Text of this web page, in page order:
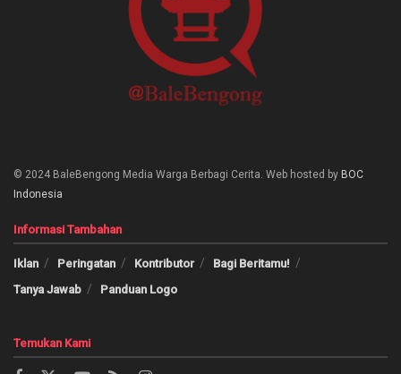
© 2024 BaleBengong Media Warga Berbagi Cerita. Web hosted by BOC
Indonesia
Informasi Tambahan
Iklan Peringatan Kontributor
Bagi Beritamu!
Tanya Jawab
Panduan Logo
Temukan Kami